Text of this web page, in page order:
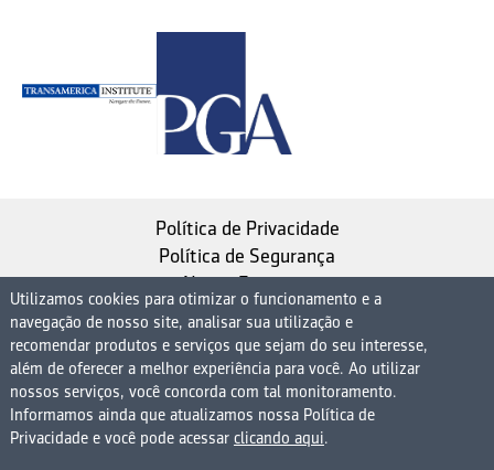
Política de Privacidade
Política de Segurança
Nosso Estatuto
Instituto de Longevidade MAG, uma empresa do
Grupo MAG
| CNPJ 08.474.765/0001-75
Avenida Presidente Juscelino Kubitschek, 1830, 15º
andar bloco 1 (parte), Condomínio Edifício São Luiz -
Utilizamos cookies para otimizar o funcionamento e a
navegação de nosso site, analisar sua utilização e
recomendar produtos e serviços que sejam do seu interesse,
além de oferecer a melhor experiência para você. Ao utilizar
nossos serviços, você concorda com tal monitoramento.
Informamos ainda que atualizamos nossa Política de
Privacidade e você pode acessar clicando aqui.